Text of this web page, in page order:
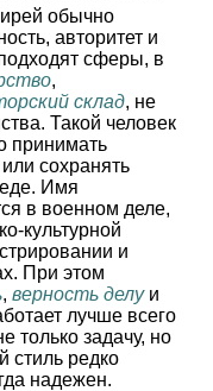
обычно
авторитет и
сферы, в
,
склад, не
Такой человек
принимать
сохранять
Имя
в военном деле,
культурной
и
При этом
, верность делуи
лучше всего
только задачу, но
стиль редко
надежен.